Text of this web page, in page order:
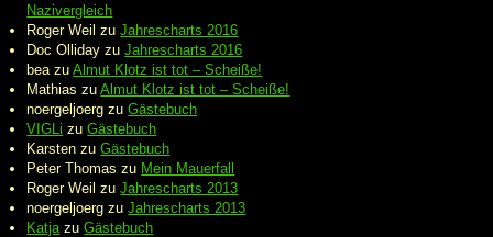
Nazivergleich
Roger Weil zuJahrescharts 2016
Doc Olliday zuJahrescharts 2016
bea zuAlmut Klotz ist tot – Scheiße!
Mathias zuAlmut Klotz ist tot – Scheiße!
noergeljoerg zuGästebuch
VIGLi zuGästebuch
Karsten zuGästebuch
Peter Thomas zu Mein Mauerfall
Roger Weil zuJahrescharts 2013
noergeljoerg zuJahrescharts 2013
Katja zuGästebuch